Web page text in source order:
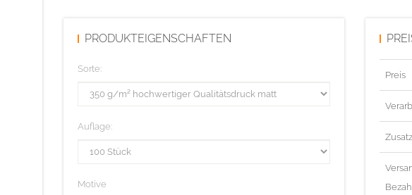
PRODUKTEIGENSCHAFTEN
Sorte:
Auflage:
Motive
Preis